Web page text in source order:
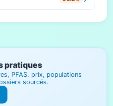
pratiques
PFAS, prix, populations
sourcés.